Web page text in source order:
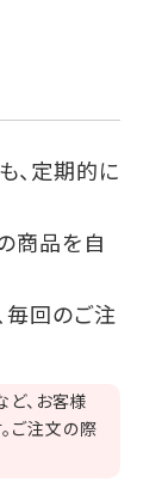
、定期的に
商品を自
毎回のご注
ど、お客様
ご注文の際